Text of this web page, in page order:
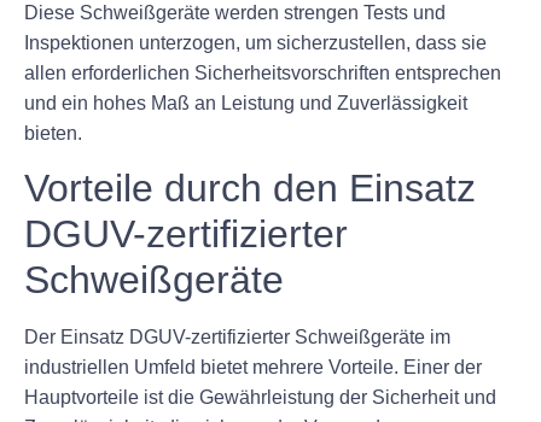
Diese Schweißgeräte werden strengen Tests und
Inspektionen unterzogen, um sicherzustellen, dass sie
allen erforderlichen Sicherheitsvorschriften entsprechen
und ein hohes Maß an Leistung und Zuverlässigkeit
bieten.
Vorteile durch den Einsatz
DGUV-zertifizierter
Schweißgeräte
Der Einsatz DGUV-zertifizierter Schweißgeräte im
industriellen Umfeld bietet mehrere Vorteile. Einer der
Hauptvorteile ist die Gewährleistung der Sicherheit und